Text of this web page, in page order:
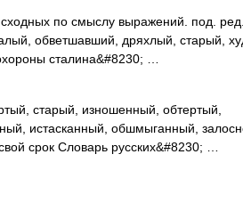
по смыслу выражений. под.
обветшавший, дряхлый, старый,
сталина&#8230; …
старый, изношенный, обтертый,
истасканный, обшмыганный,
срок Словарь русских&#8230; …